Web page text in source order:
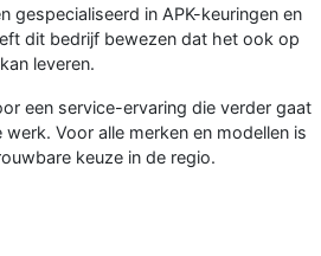
gespecialiseerd in APK-keuringen en
dit bedrijf bewezen dat het ook op
leveren.
een service-ervaring die verder gaat
Voor alle merken en modellen is
keuze in de regio.